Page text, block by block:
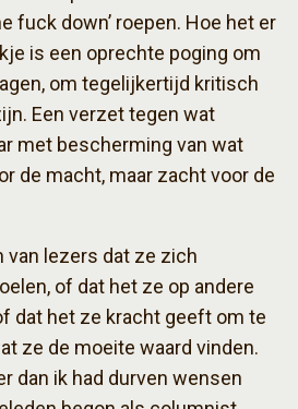
fuck down’ roepen. Hoe het er
is een oprechte poging om
om tegelijkertijd kritisch
Een verzet tegen wat
met bescherming van wat
de macht, maar zacht voor de
van lezers dat ze zich
of dat het ze op andere
dat het ze kracht geeft om te
ze de moeite waard vinden.
dan ik had durven wensen